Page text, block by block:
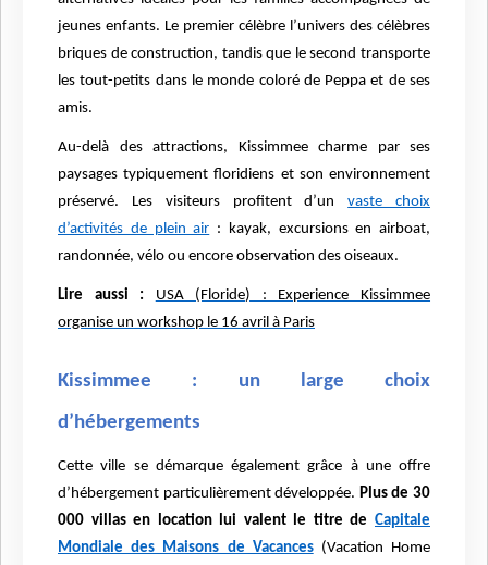
jeunes enfants. Le premier célèbre l’univers des célèbres
briques de construction, tandis que le second transporte
les tout-petits dans le monde coloré de Peppa et de ses
amis.
Au-delà des attractions, Kissimmee charme par ses
paysages typiquement floridiens et son environnement
préservé. Les visiteurs profitent d’unvaste choix
d’activités de plein air : kayak, excursions en airboat,
randonnée, vélo ou encore observation des oiseaux.
Lire aussi :
USA (Floride) : Experience Kissimmee
organise un workshop le 16 avril à Paris
Kissimmee : un large choix
d’hébergements
Cette ville se démarque également grâce à une offre
d’hébergement particulièrement développée. Plus de 30
000 villas en location lui valent le titre de Capitale
Mondiale des Maisons de Vacances(Vacation Home